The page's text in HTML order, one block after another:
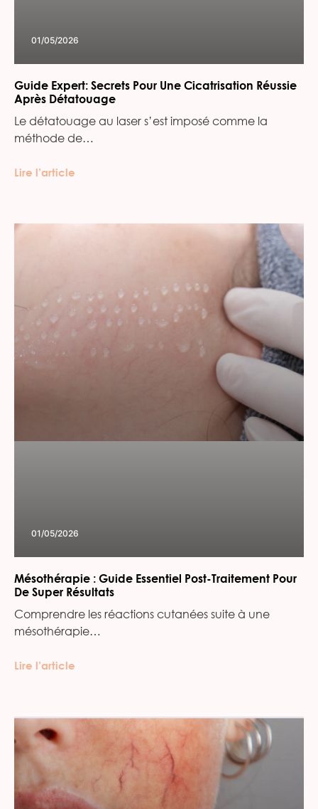
01/05/2026
Guide Expert: Secrets Pour Une Cicatrisation Réussie
Après Détatouage
Le détatouage au laser s’est imposé comme la
méthode de…
Lire l’article
01/05/2026
Mésothérapie : Guide Essentiel Post-Traitement Pour
De Super Résultats
Comprendre les réactions cutanées suite à une
mésothérapie…
Lire l’article